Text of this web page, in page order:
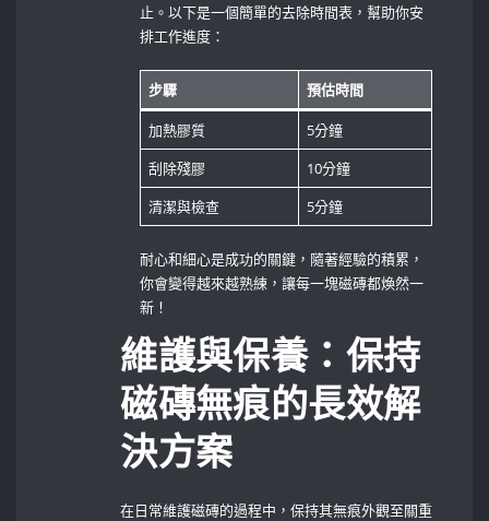
止。以下是一個簡單的去除時間表，幫助你安
排工作進度：
步驟 預估時間
加熱膠質
5分鐘
刮除殘膠
10分鐘
清潔與檢查
5分鐘
耐心和細心是成功的關鍵，隨著經驗的積累，
你會變得越來越熟練，讓每一塊磁磚都煥然一
新！
維護與保養：保持
磁磚無痕的長效解
決方案
在日常維護磁磚的過程中，保持其無痕外觀至關重